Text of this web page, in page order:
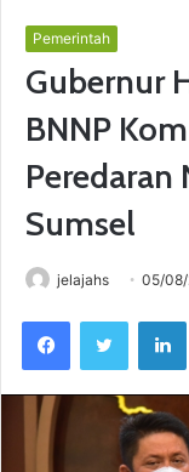
Pemerintah
Gubernur
BNNP
Sumsel
jelajahs 05/08/